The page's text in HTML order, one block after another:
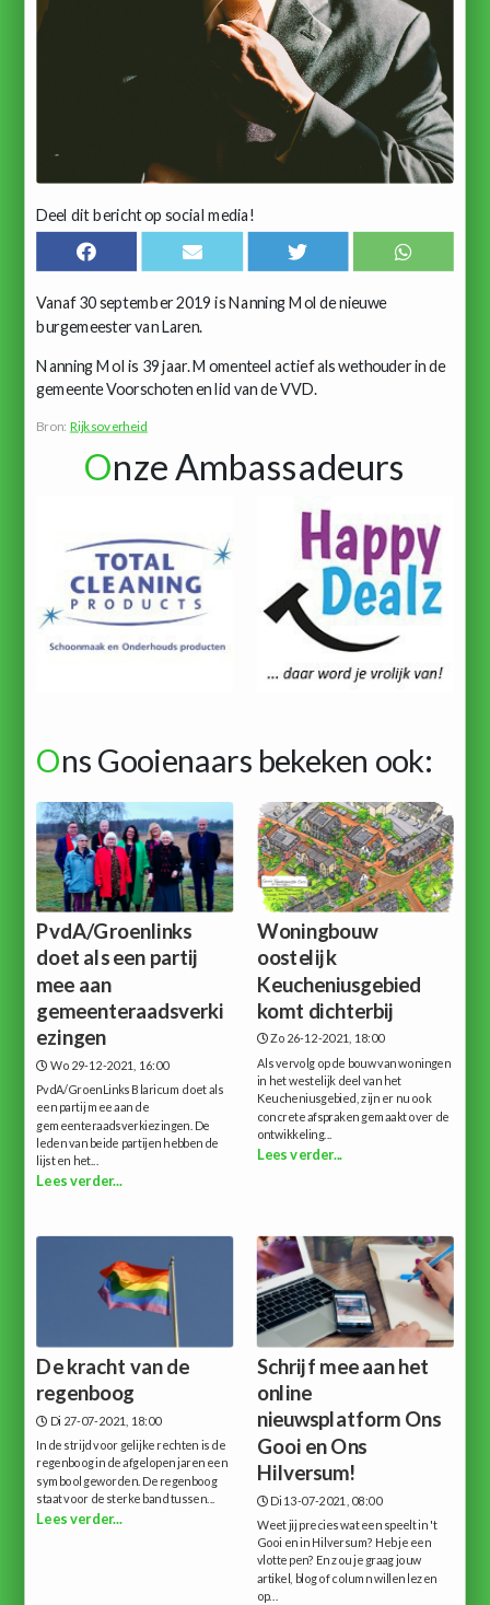
Deel dit bericht op social media!
Vanaf 30 september 2019 is Nanning Mol de nieuwe
burgemeester van Laren.
Nanning Mol is 39 jaar. Momenteel actief als wethouder in de
gemeente Voorschoten en lid van de VVD.
Bron: Rijksoverheid
Onze Ambassadeurs
Ons Gooienaars bekeken ook:
PvdA/Groenlinks
doet als een partij
mee aan
gemeenteraadsverki
ezingen
Wo 29-12-2021, 16:00
PvdA/GroenLinks Blaricum doet als
een partij mee aan de
gemeenteraadsverkiezingen. De
leden van beide partijen hebben de
lijst en het...
Lees verder...
Woningbouw
oostelijk
Keucheniusgebied
komt dichterbij
Zo 26-12-2021, 18:00
Als vervolg op de bouw van woningen
in het westelijk deel van het
Keucheniusgebied, zijn er nu ook
concrete afspraken gemaakt over de
ontwikkeling...
Lees verder...
De kracht van de
regenboog
Di 27-07-2021, 18:00
In de strijd voor gelijke rechten is de
regenboog in de afgelopen jaren een
symbool geworden. De regenboog
staat voor de sterke band tussen...
Lees verder...
Schrijf mee aan het
online
nieuwsplatform Ons
Gooi en Ons
Hilversum!
Di 13-07-2021, 08:00
Weet jij precies wat een speelt in 't
Gooi en in Hilversum? Heb je een
vlotte pen? En zou je graag jouw
artikel, blog of column willen lezen
op...